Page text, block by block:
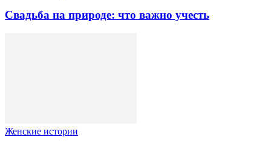
Свадьба на природе: что важно учесть
Женские истории